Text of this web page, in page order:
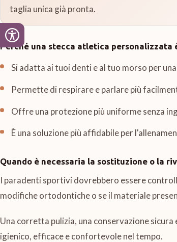
taglia unica già pronta.
Perché una stecca atletica personalizzata
Si adatta ai tuoi denti e al tuo morso per
Permette di respirare e parlare più
Offre una protezione più uniforme senza
È una soluzione più affidabile per
Quando è necessaria la sostituzione o la
I paradenti sportivi dovrebbero essere
modifiche ortodontiche o se il materiale
Una corretta pulizia, una conservazione
igienico, efficace e confortevole nel tempo.